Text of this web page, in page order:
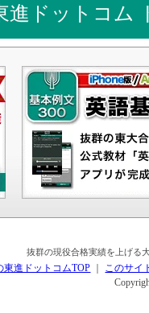
進ドットコム
抜群の現役合格実績を上げる
進ドットコムTOP
このサイ